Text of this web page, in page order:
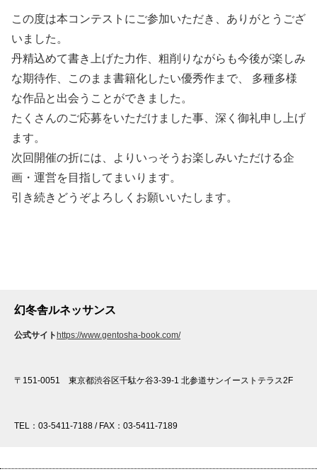
この度は本コンテストにご参加いただき、ありがとうござ
いました。
丹精込めて書き上げた力作、粗削りながらも今後が楽しみ
な期待作、このまま書籍化したい優秀作まで、 多種多様
な作品と出会うことができました。
たくさんのご応募をいただけました事、深く御礼申し上げ
ます。
次回開催の折には、よりいっそうお楽しみいただける企
画・運営を目指してまいります。
引き続きどうぞよろしくお願いいたします。
幻冬舎ルネッサンス
公式サイト https://www.gentosha-book.com/
〒151-0051 東京都渋谷区千駄ケ谷3-39-1 北参道サンイーストテラス2F
TEL：03-5411-7188 / FAX：03-5411-7189